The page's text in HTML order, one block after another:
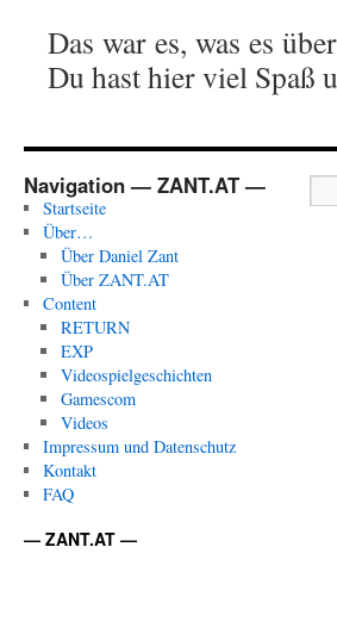
Das war es, was es
Du hast hier viel Spaß
Navigation — ZANT.AT —
Startseite
Über…
Über Daniel Zant
Über ZANT.AT
Content
RETURN
EXP
Videospielgeschichten
Gamescom
Videos
Impressum und Datenschutz
Kontakt
FAQ
— ZANT.AT —